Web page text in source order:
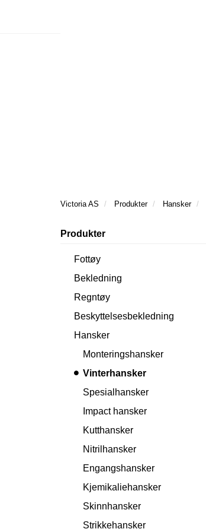
Victoria AS Produkter Hansker
Produkter
Fottøy
Bekledning
Regntøy
Beskyttelsesbekledning
Hansker
Monteringshansker
Vinterhansker
Spesialhansker
Impact hansker
Kutthansker
Nitrilhansker
Engangshansker
Kjemikaliehansker
Skinnhansker
Strikkehansker